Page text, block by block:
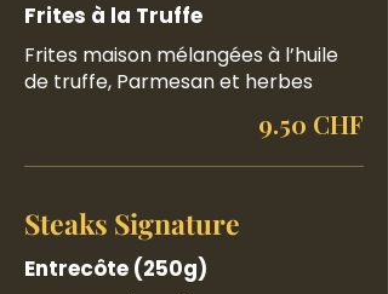
Frites à la Truffe
Frites maison mélangées à l’huile
de truffe, Parmesan et herbes
9.50 CHF
Steaks Signature
Entrecôte (250g)